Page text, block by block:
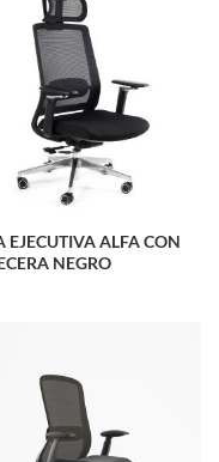
EJECUTIVA ALFA CON
NEGRO